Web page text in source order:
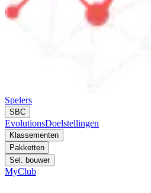
Spelers
SBC
EvolutionsDoelstellingen
Klassementen
Pakketten
Sel. bouwer
MyClub